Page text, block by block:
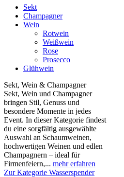
Sekt
Champagner
Wein
Rotwein
Weißwein
Rose
Prosecco
Glühwein
Sekt, Wein & Champagner
Sekt, Wein und Champagner
bringen Stil, Genuss und
besondere Momente in jedes
Event. In dieser Kategorie findest
du eine sorgfältig ausgewählte
Auswahl an Schaumweinen,
hochwertigen Weinen und edlen
Champagnern – ideal für
Firmenfeiern,... mehr erfahren
Zur Kategorie Wasserspender